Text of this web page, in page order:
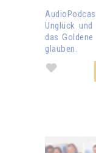
Unglück
das
glauben.